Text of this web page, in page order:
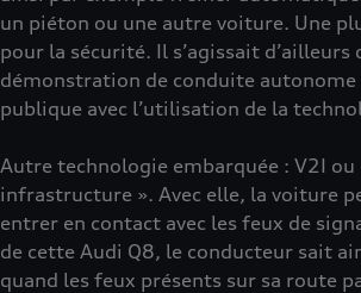
un piéton ou une autre voiture. Une
pour la sécurité. Il s’agissait d’ailleurs
démonstration de conduite
publique avec l’utilisation de la
Autre technologie embarquée : V2I
infrastructure ». Avec elle, la voiture
entrer en contact avec les feux de
de cette Audi Q8, le conducteur sait
quand les feux présents sur sa route